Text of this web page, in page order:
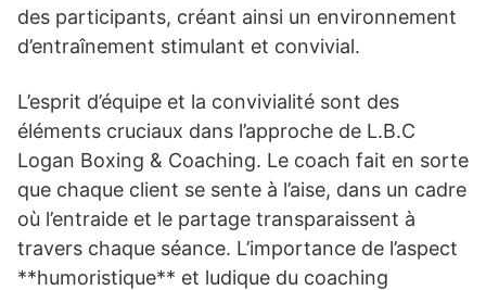
des participants, créant ainsi un environnement
d’entraînement stimulant et convivial.
L’esprit d’équipe et la convivialité sont des
éléments cruciaux dans l’approche de L.B.C
Logan Boxing & Coaching. Le coach fait en sorte
que chaque client se sente à l’aise, dans un cadre
où l’entraide et le partage transparaissent à
travers chaque séance. L’importance de l’aspect
**humoristique** et ludique du coaching